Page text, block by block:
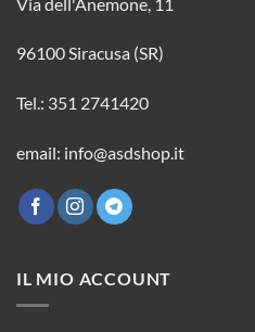
96100 Siracusa (SR)
Tel.: 351 2741420
email: info@asdshop.it
IL MIO ACCOUNT